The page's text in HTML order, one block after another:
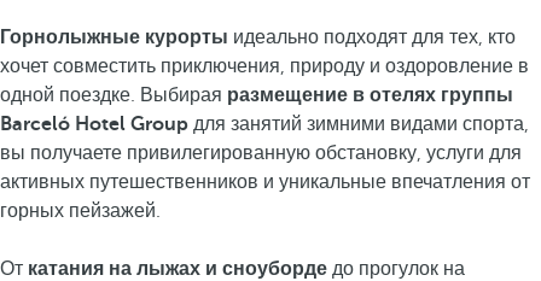
Горнолыжные курорты идеально подходят для тех, кто
хочет совместить приключения, природу и оздоровление в
одной поездке. Выбирая размещение в отелях группы
Barceló Hotel Group для занятий зимними видами спорта,
вы получаете привилегированную обстановку, услуги для
активных путешественников и уникальные впечатления от
горных пейзажей.
От катания на лыжах и сноуборде до прогулок на